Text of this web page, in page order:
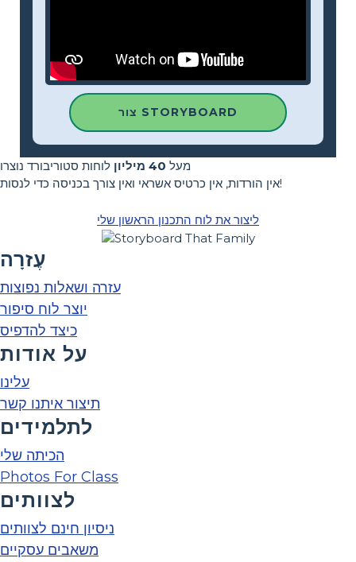
צור STORYBOARD
מעל 40 מיליון
לוחות סטוריבורד נוצרו
אין הורדות, אין כרטיס אשראי ואין צורך בכניסה כדי לנסות!
ליצור את לוח התכנון הראשון שלי
עֶזרָה
עזרה ושאלות נפוצות
יוצר לוח סיפור
כיצד להדפיס
על אודות
עלינו
תיצור איתנו קשר
לתלמידים
הכיתה שלי
Photos For Class
לצוותים
ניסיון חינם לצוותים
משאבים עסקיים